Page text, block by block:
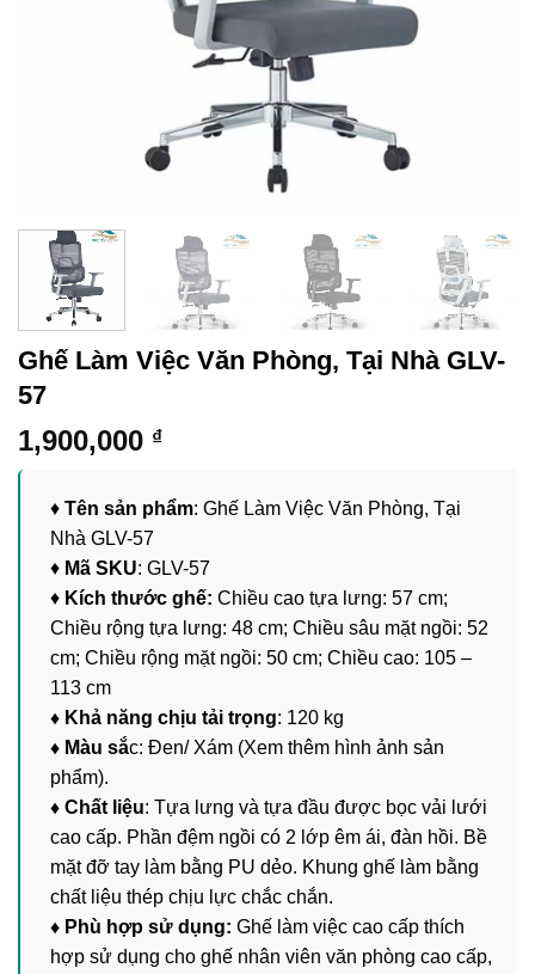
Ghế Làm Việc Văn Phòng, Tại Nhà GLV-
57
1,900,000 ₫
♦ Tên sản phẩm: Ghế Làm Việc Văn Phòng, Tại
Nhà GLV-57
♦ Mã SKU: GLV-57
♦ Kích thước ghế: Chiều cao tựa lưng: 57 cm;
Chiều rộng tựa lưng: 48 cm; Chiều sâu mặt ngồi: 52
cm; Chiều rộng mặt ngồi: 50 cm; Chiều cao: 105 –
113 cm
♦ Khả năng chịu tải trọng: 120 kg
♦ Màu sắc: Đen/ Xám (Xem thêm hình ảnh sản
phẩm).
♦ Chất liệu: Tựa lưng và tựa đầu được bọc vải lưới
cao cấp. Phần đệm ngồi có 2 lớp êm ái, đàn hồi. Bề
mặt đỡ tay làm bằng PU dẻo. Khung ghế làm bằng
chất liệu thép chịu lực chắc chắn.
♦ Phù hợp sử dụng: Ghế làm việc cao cấp thích
hợp sử dụng cho ghế nhân viên văn phòng cao cấp,